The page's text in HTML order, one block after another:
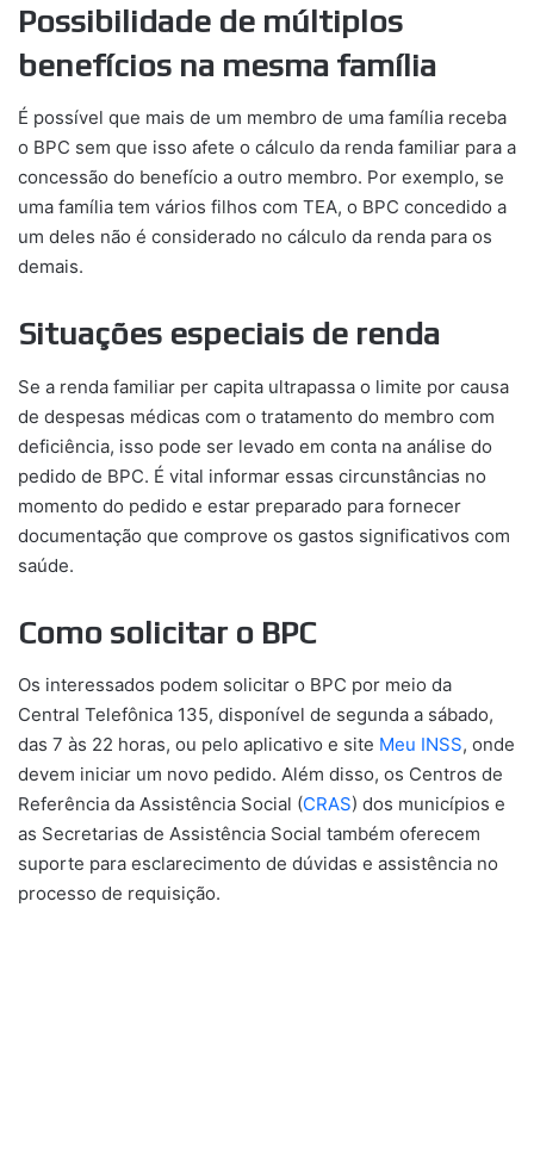
Possibilidade de múltiplos
benefícios na mesma família
É possível que mais de um membro de uma família receba
o BPC sem que isso afete o cálculo da renda familiar para a
concessão do benefício a outro membro. Por exemplo, se
uma família tem vários filhos com TEA, o BPC concedido a
um deles não é considerado no cálculo da renda para os
demais.
Situações especiais de renda
Se a renda familiar per capita ultrapassa o limite por causa
de despesas médicas com o tratamento do membro com
deficiência, isso pode ser levado em conta na análise do
pedido de BPC. É vital informar essas circunstâncias no
momento do pedido e estar preparado para fornecer
documentação que comprove os gastos significativos com
saúde.
Como solicitar o BPC
Os interessados podem solicitar o BPC por meio da
Central Telefônica 135, disponível de segunda a sábado,
das 7 às 22 horas, ou pelo aplicativo e site Meu INSS, onde
devem iniciar um novo pedido. Além disso, os Centros de
Referência da Assistência Social (CRAS) dos municípios e
as Secretarias de Assistência Social também oferecem
suporte para esclarecimento de dúvidas e assistência no
processo de requisição.